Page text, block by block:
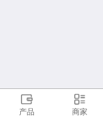
产品 商家